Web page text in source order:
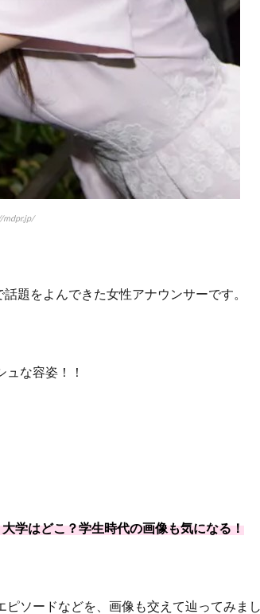
mdpr.jp/
題をよんできた女性アナウンサーです。
な容姿！！
学はどこ？学生時代の画像も気になる！
ソードなどを、画像も交えて辿ってみまし